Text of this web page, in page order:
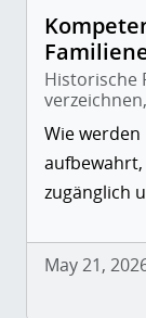
Historische
Wie
zugänglich
May 21,